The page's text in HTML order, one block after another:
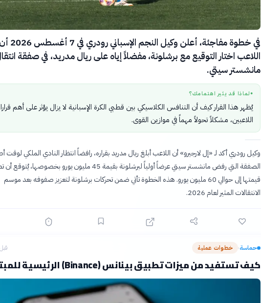
في خطوة مفاجئة، أعلن وكيل النجم
اللاعب اختار التوقيع مع برشلونة، مفضلاً إياه على ريال مدريد، في صفقة
مانشستر سيتي.
● لماذا قد يثير اهتمامك؟
يُظهر هذا القرار كيف أن التنافس الكلاسيكي بين قطبي الكرة الإسبانية لا يزال يؤثر على أهم
اللاعبين، مشكلاً تحولاً مهماً في موازين القوى.
وكيل رودري أكد لـ «إل لارجيرو» أن اللاعب أبلغ ريال مدريد بقراره، رافضاً انتظار النادي الملكي لوقت
الصفقة التي رفض مانشستر سيتي عرضاً أولياً لبرشلونة بقيمة 45 مليون يورو بخصوصها،
قيمتها إلى حوالي 60 مليون يورو. هذه الخطوة تأتي ضمن تحركات برشلونة لتعزيز صفوفه بعد موسم
الانتقالات المثير لعام 2026.
حماسة› خطوات عملية قبل 4
كيف تستفيد من ميزات تطبيق بينانس (Binance) الرئيسية للمبتدئين